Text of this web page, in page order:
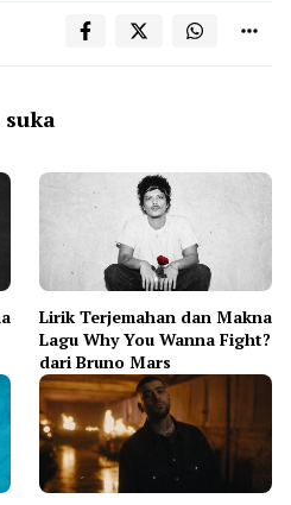
Lirik Terjemahan dan Makna
Lagu Why You Wanna Fight?
dari Bruno Mars